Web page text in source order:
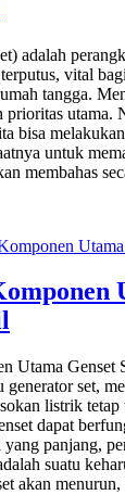
adalah
vital
tangga.
prioritas utama.
bisa
untuk
membahas
Utama Genset
generator set,
listrik tetap
dapat
panjang,
suatu
akan